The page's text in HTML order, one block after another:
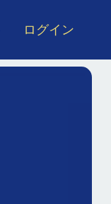
ログイン